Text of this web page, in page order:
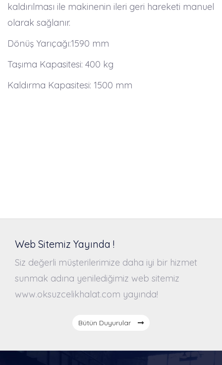
kaldırılması ile makinenin ileri geri hareketi manuel
olarak sağlanır.
Dönüş Yarıçağı:1590 mm
Taşıma Kapasitesi: 400 kg
Kaldırma Kapasitesi: 1500 mm
Web Sitemiz Yayında !
Siz değerli müşterilerimize daha iyi bir hizmet
sunmak adına yenilediğimiz web sitemiz
www.oksuzcelikhalat.com yayında!
Bütün Duyurular